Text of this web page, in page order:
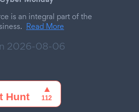
is an integral part of the
Read More
2026-08-06